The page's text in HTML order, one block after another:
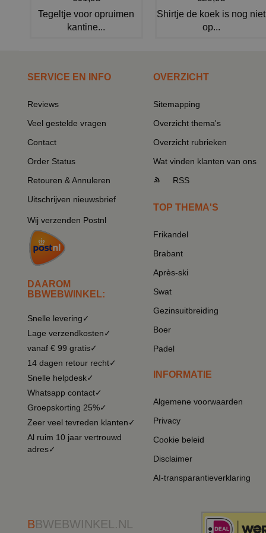
Tegeltje voor opruimen
kantine...
Shirtje de koek is nog niet
op...
SERVICE EN INFO
Reviews
Veel gestelde vragen
Contact
Order Status
Retouren & Annuleren
Uitschrijven nieuwsbrief
Wij verzenden Postnl
DAAROM
BBWEBWINKEL:
Snelle levering✓
Lage verzendkosten✓
vanaf € 99 gratis✓
14 dagen retour recht✓
Snelle helpdesk✓
Whatsapp contact✓
Groepskorting 25%✓
Zeer veel tevreden klanten✓
Al ruim 10 jaar vertrouwd
adres✓
OVERZICHT
Sitemapping
Overzicht thema's
Overzicht rubrieken
Wat vinden klanten van ons
RSS
TOP THEMA'S
Frikandel
Brabant
Après-ski
Swat
Gezinsuitbreiding
Boer
Padel
INFORMATIE
Algemene voorwaarden
Privacy
Cookie beleid
Disclaimer
AI-transparantieverklaring
BBWEBWINKEL.NL